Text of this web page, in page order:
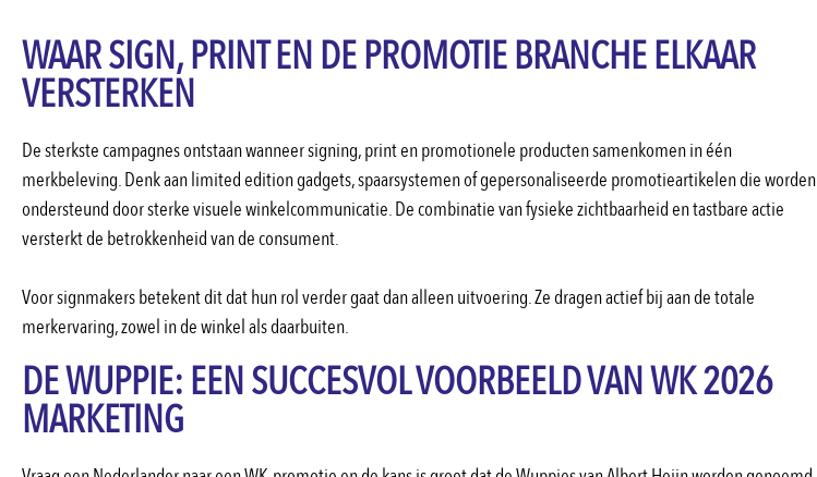
WAAR SIGN, PRINT EN DE PROMOTIE BRANCHE ELKAAR
VERSTERKEN
De sterkste campagnes ontstaan wanneer signing, print en promotionele producten samenkomen in één
merkbeleving. Denk aan limited edition gadgets, spaarsystemen of gepersonaliseerde promotieartikelen die worden
ondersteund door sterke visuele winkelcommunicatie. De combinatie van fysieke zichtbaarheid en tastbare actie
versterkt de betrokkenheid van de consument.
Voor signmakers betekent dit dat hun rol verder gaat dan alleen uitvoering. Ze dragen actief bij aan de totale
merkervaring, zowel in de winkel als daarbuiten.
DE WUPPIE: EEN SUCCESVOL VOORBEELD VAN WK 2026
MARKETING